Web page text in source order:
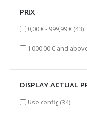
PRIX
0,00 €- 999,99 € (43)
1 000,00 € and
DISPLAY ACTUAL
Use config (34)items